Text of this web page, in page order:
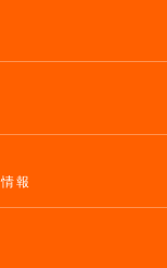
報